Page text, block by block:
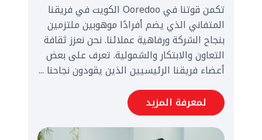
تكمن قوتنا في Ooredoo الكويت في فريقنا
المتفاني الذي يضم أفرادًا موهوبين ملتزمين
بنجاح الشركة ورفاهية عملائنا. نحن نعزز ثقافة
التعاون والابتكار والشمولية. تعرف على بعض
أعضاء فريقنا الرئيسيين الذين يقودون نجاحنا ...
لمعرفة المزيد